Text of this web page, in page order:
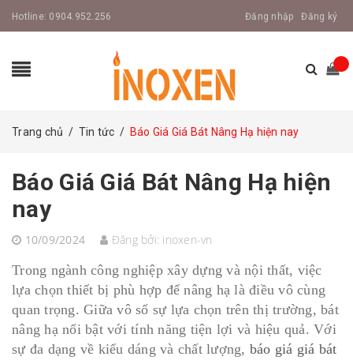
Hotline: 0904.952.256 Đăng nhập Đăng ký
Trang chủ / Tin tức / Báo Giá Giá Bát Nâng Hạ hiện nay
Báo Giá Giá Bát Nâng Hạ hiện
nay
10/09/2024 Đăng bởi: inoxen-vn
Trong ngành công nghiệp xây dựng và nội thất, việc
lựa chọn thiết bị phù hợp để nâng hạ là điều vô cùng
quan trọng. Giữa vô số sự lựa chọn trên thị trường, bát
nâng hạ nổi bật với tính năng tiện lợi và hiệu quả. Với
sự đa dạng về kiểu dáng và chất lượng, báo giá giá bát